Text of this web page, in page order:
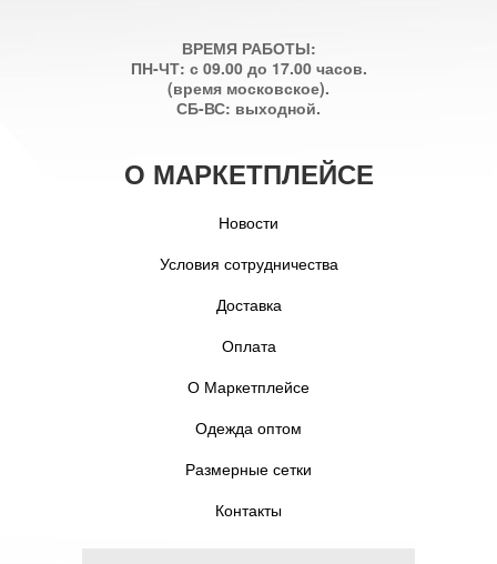
ВРЕМЯ РАБОТЫ:
ПН-ЧТ: с 09.00 до 17.00 часов.
(время московское).
СБ-ВС: выходной.
О МАРКЕТПЛЕЙСЕ
Новости
Условия сотрудничества
Доставка
Оплата
О Маркетплейсе
Одежда оптом
Размерные сетки
Контакты